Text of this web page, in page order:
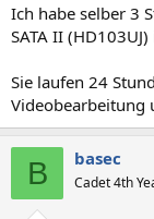
Ich habe selber 3
SATA II
Sie laufen 24
Videobearbeitung
B basec
Cadet 4th